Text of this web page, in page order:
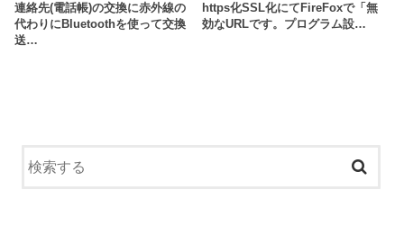
連絡先(電話帳)の交換に赤外線の
代わりにBluetoothを使って交換
送…
https化SSL化にてFireFoxで「無
効なURLです。プログラム設…